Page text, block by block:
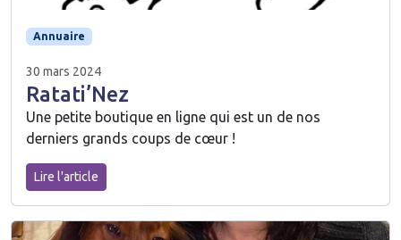
Annuaire
30 mars 2024
Ratati’Nez
Une petite boutique en ligne qui est un de nos
derniers grands coups de cœur !
Lire l'article